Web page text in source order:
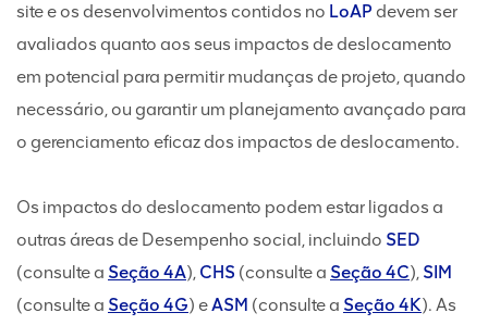
site e os desenvolvimentos contidos no LoAP devem ser
avaliados quanto aos seus impactos de deslocamento
em potencial para permitir mudanças de projeto, quando
necessário, ou garantir um planejamento avançado para
o gerenciamento eficaz dos impactos de deslocamento.
Os impactos do deslocamento podem estar ligados a
outras áreas de Desempenho social, incluindo SED
(consulte a Seção 4A), CHS (consulte a Seção 4C), SIM
(consulte a Seção 4G) eASM (consulte a Seção 4K). As